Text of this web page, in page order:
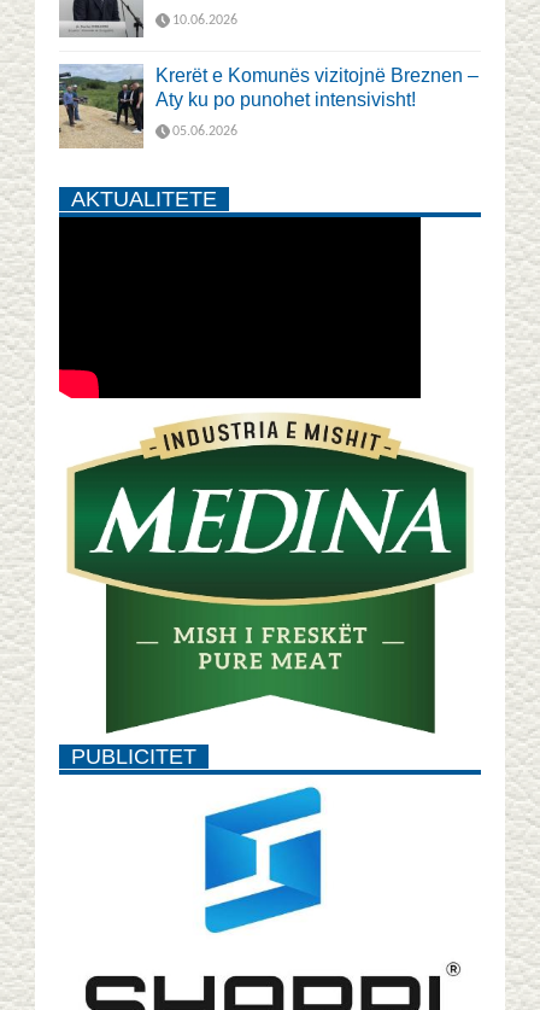
10.06.2026
Krerët e Komunës vizitojnë Breznen –
Aty ku po punohet intensivisht!
05.06.2026
AKTUALITETE
PUBLICITET